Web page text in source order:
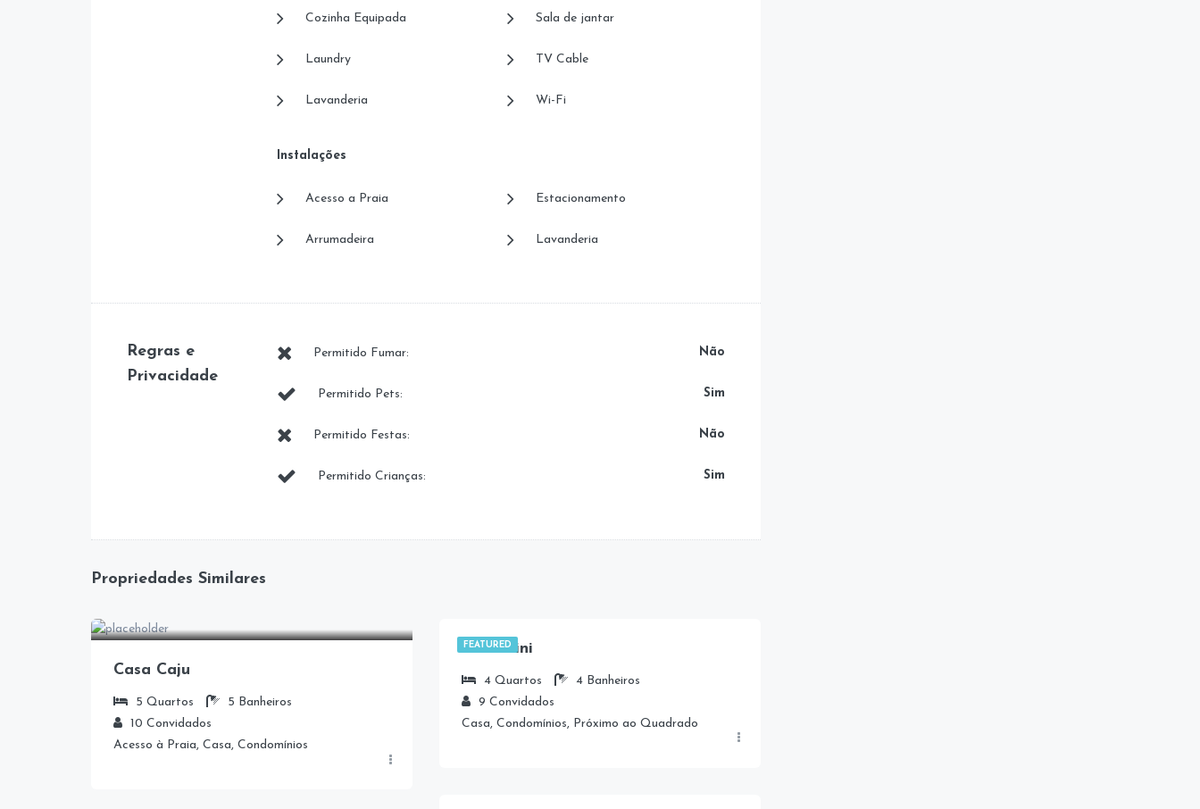
Cozinha Equipada
Laundry
Lavanderia
Sala de jantar
TV Cable
Wi-Fi
Instalações
Acesso a Praia
Arrumadeira
Estacionamento
Lavanderia
Regras e
Privacidade
Permitido Fumar: Não
Permitido Pets: Sim
Permitido Festas: Não
Permitido Crianças: Sim
Propriedades Similares
Casa Caju
5 Quartos 5 Banheiros
10 Convidados
Acesso à Praia, Casa, Condomínios
FEATURED
Casa Pini
4 Quartos 4 Banheiros
9 Convidados
Casa, Condomínios, Próximo ao Quadrado